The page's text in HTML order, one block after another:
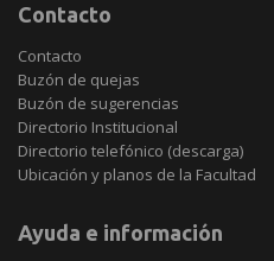
Contacto
Contacto
Buzón de quejas
Buzón de sugerencias
Directorio Institucional
Directorio telefónico (descarga)
Ubicación y planos de la Facultad
Ayuda e información